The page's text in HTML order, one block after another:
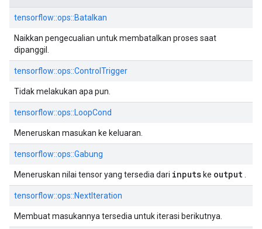
tensorflow::ops::Batalkan
Naikkan pengecualian untuk membatalkan proses saat
dipanggil.
tensorflow::ops::ControlTrigger
Tidak melakukan apa pun.
tensorflow::ops::LoopCond
Meneruskan masukan ke keluaran.
tensorflow::ops::Gabung
Meneruskan nilai tensor yang tersedia dari inputs ke output
tensorflow::ops::NextIteration
Membuat masukannya tersedia untuk iterasi berikutnya.